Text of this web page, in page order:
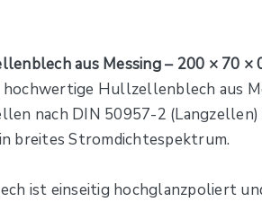
aus Messing – 200 × 70 ×
hochwertige Hullzellenblech aus
nach DIN 50957-2
breites Stromdichtespektrum.
ist einseitig hochglanzpoliert